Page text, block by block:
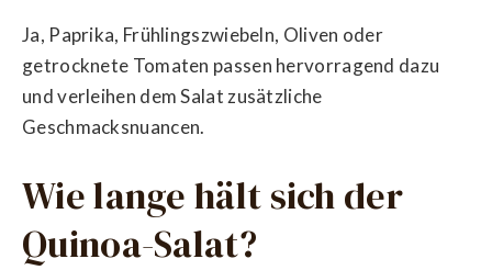
Ja, Paprika, Frühlingszwiebeln, Oliven oder
getrocknete Tomaten passen hervorragend dazu
und verleihen dem Salat zusätzliche
Geschmacksnuancen.
Wie lange hält sich der
Quinoa-Salat?